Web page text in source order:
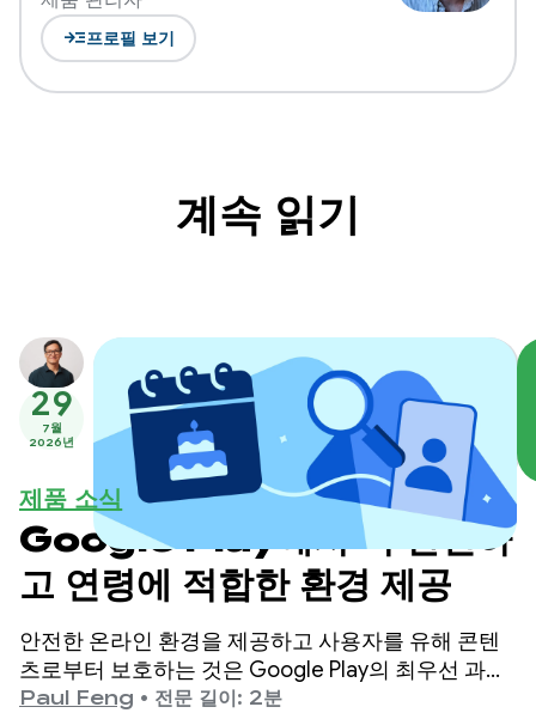
read_more프로필 보기
계속 읽기
29
7월
2026년
제품 소식
Google Play에서 더 안전하
고 연령에 적합한 환경 제공
안전한 온라인 환경을 제공하고 사용자를 유해 콘텐
츠로부터 보호하는 것은 Google Play의 최우선 과제
입니다.
Paul Feng • 전문 길이: 2분